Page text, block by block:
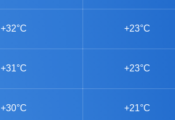
+32°C +23°C
+31°C +23°C
+30°C +21°C